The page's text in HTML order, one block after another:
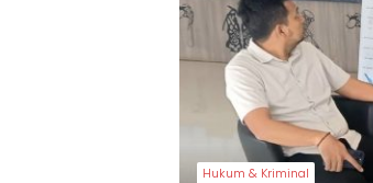
Hukum & Kriminal